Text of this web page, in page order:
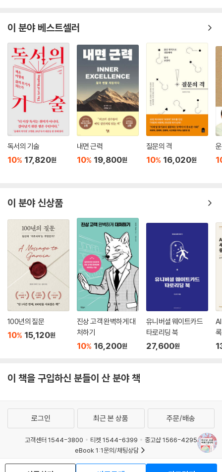
이 분야 베스트셀러
독서의 기술
10% 17,820원
내면 근력
10% 19,800원
질문의 격
10% 16,020원
이 분야 신상품
100년의 질문
10% 15,120원
진상 고객 완벽하게 대
처하기
10% 16,200원
유니버셜 웨이트카드
타로리딩 북
27,600원
이 책을 구입하신 분들이 산 분야 책
로그인 최근 본 상품 주문/배송
고객센터 1544-3800 티켓 1544-6399
중고샵 1566-4295
eBook 1:1문의/채팅상담
예스이십사(주) 사업자 정보